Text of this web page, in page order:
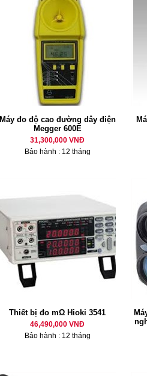
Máy đo độ cao đường dây điện
Megger 600E
31,300,000 VNĐ
Bảo hành : 12 tháng
Thiết bị đo mΩ Hioki 3541
46,490,000 VNĐ
Bảo hành : 12 tháng